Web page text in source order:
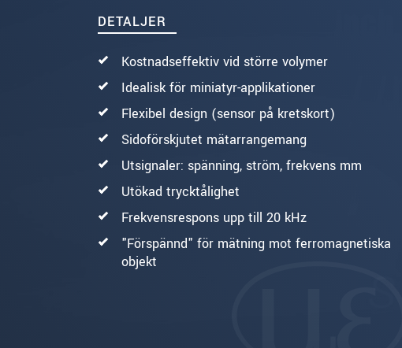
DETALJER
Kostnadseffektiv vid större volymer
Idealisk för miniatyr-applikationer
Flexibel design (sensor på kretskort)
Sidoförskjutet mätarrangemang
Utsignaler: spänning, ström, frekvens mm
Utökad trycktålighet
Frekvensrespons upp till 20 kHz
"Förspännd" för mätning mot ferromagnetiska
objekt